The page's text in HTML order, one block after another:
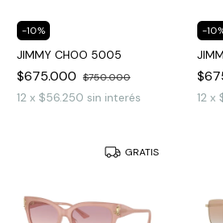
-10%
JIMMY CHOO 5005
$675.000 $750.000
12 x $56.250 sin interés
-10
12 x
GRATIS